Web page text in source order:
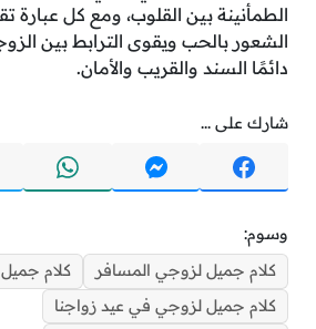
الطمأنينة بين القلوب، ومع كل عبارة
الشعور بالحب ويقوى الترابط بين
دائمًا السند والقريب والأمان.
شارك على ...
وسوم:
كلام جميل لزوجي المسافر
كلام
كلام جميل لزوجي في عيد زواجنا